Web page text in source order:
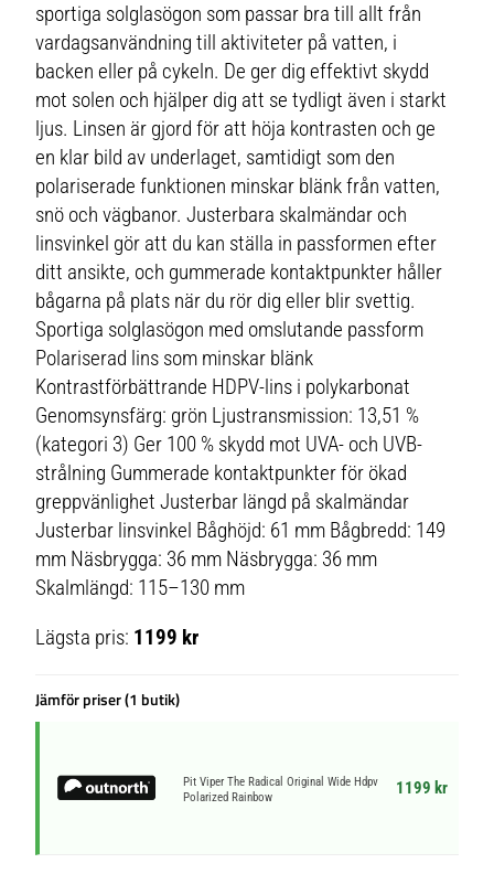
sportiga solglasögon som passar bra till allt från
vardagsanvändning till aktiviteter på vatten, i
backen eller på cykeln. De ger dig effektivt skydd
mot solen och hjälper dig att se tydligt även i starkt
ljus. Linsen är gjord för att höja kontrasten och ge
en klar bild av underlaget, samtidigt som den
polariserade funktionen minskar blänk från vatten,
snö och vägbanor. Justerbara skalmändar och
linsvinkel gör att du kan ställa in passformen efter
ditt ansikte, och gummerade kontaktpunkter håller
bågarna på plats när du rör dig eller blir svettig.
Sportiga solglasögon med omslutande passform
Polariserad lins som minskar blänk
Kontrastförbättrande HDPV-lins i polykarbonat
Genomsynsfärg: grön Ljustransmission: 13,51 %
(kategori 3) Ger 100 % skydd mot UVA- och UVB-
strålning Gummerade kontaktpunkter för ökad
greppvänlighet Justerbar längd på skalmändar
Justerbar linsvinkel Båghöjd: 61 mm Bågbredd: 149
mm Näsbrygga: 36 mm Näsbrygga: 36 mm
Skalmlängd: 115–130 mm
Lägsta pris: 1199 kr
Jämför priser (1 butik)
Pit Viper The Radical Original Wide Hdpv
Polarized Rainbow
1199 kr